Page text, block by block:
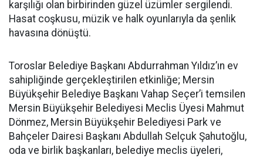
karşılığı olan birbirinden güzel üzümler sergilendi.
Hasat coşkusu, müzik ve halk oyunlarıyla da şenlik
havasına dönüştü.
Toroslar Belediye Başkanı Abdurrahman Yıldız’ın ev
sahipliğinde gerçekleştirilen etkinliğe; Mersin
Büyükşehir Belediye Başkanı Vahap Seçer’i temsilen
Mersin Büyükşehir Belediyesi Meclis Üyesi Mahmut
Dönmez, Mersin Büyükşehir Belediyesi Park ve
Bahçeler Dairesi Başkanı Abdullah Selçuk Şahutoğlu,
oda ve birlik başkanları, belediye meclis üyeleri,